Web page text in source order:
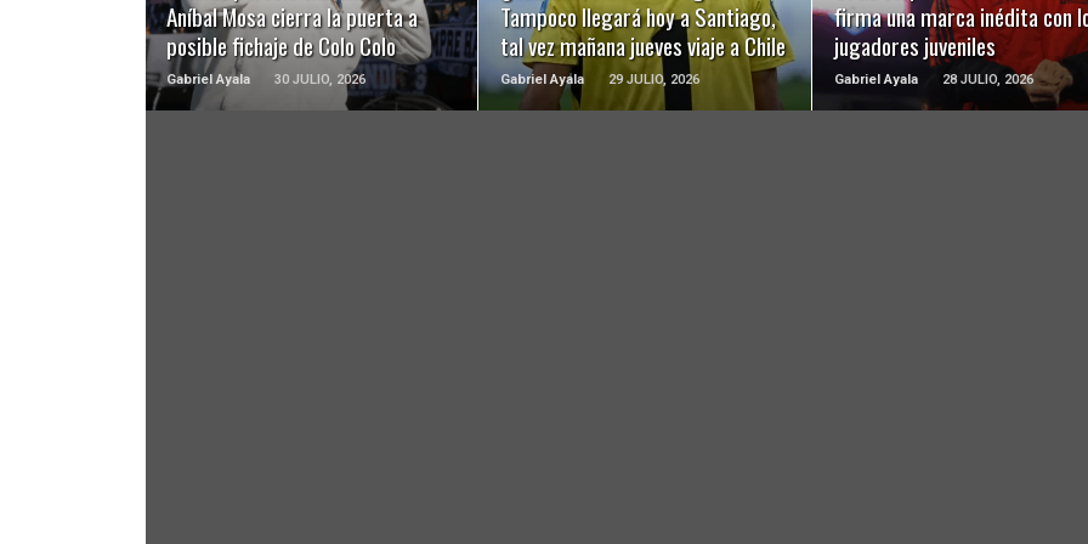
Aníbal Mosa cierra la puerta a
posible fichaje de Colo Colo
Gabriel Ayala 30 JULIO, 2026
Tampoco llegará hoy a Santiago,
tal vez mañana jueves viaje a Chile
Gabriel Ayala 29 JULIO, 2026
firma una marca inédita con
jugadores juveniles
Gabriel Ayala 28 JULIO, 2026